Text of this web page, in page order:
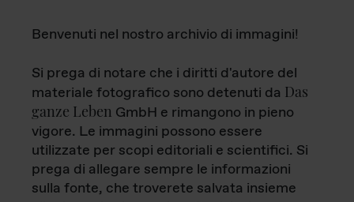
Benvenuti nel nostro archivio di immagini!
Si prega di notare che i diritti d'autore del
materiale fotografico sono detenuti da Das
ganze Leben GmbH e rimangono in pieno
vigore. Le immagini possono essere
utilizzate per scopi editoriali e scientifici. Si
prega di allegare sempre le informazioni
sulla fonte, che troverete salvata insieme